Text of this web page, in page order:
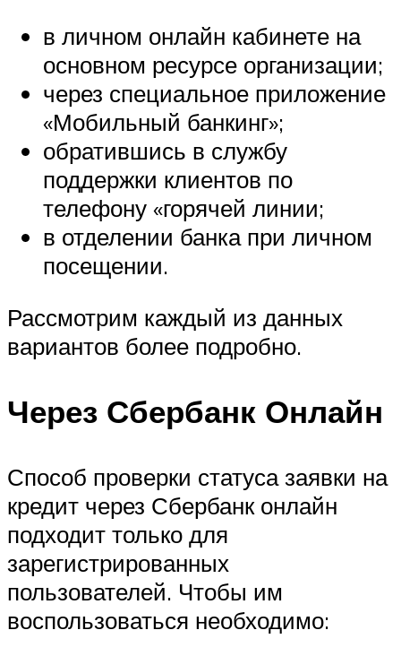
в личном онлайн кабинете на
основном ресурсе организации;
через специальное приложение
«Мобильный банкинг»;
обратившись в службу
поддержки клиентов по
телефону «горячей линии;
в отделении банка при личном
посещении.
Рассмотрим каждый из данных
вариантов более подробно.
Через Сбербанк Онлайн
Способ проверки статуса заявки на
кредит через Сбербанк онлайн
подходит только для
зарегистрированных
пользователей. Чтобы им
воспользоваться необходимо: